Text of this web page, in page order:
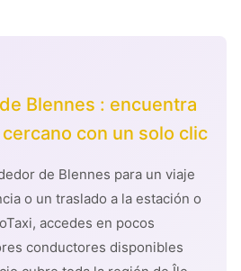
Blennes : encuentra
con un solo clic
de Blennes para un viaje
o un traslado a la estación o
accedes en pocos
conductores disponibles